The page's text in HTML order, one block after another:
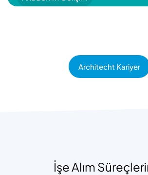
Architecht Kariyer
İşe Alım